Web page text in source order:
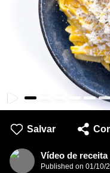
Salvar
Vídeo de
Published on 01/10/